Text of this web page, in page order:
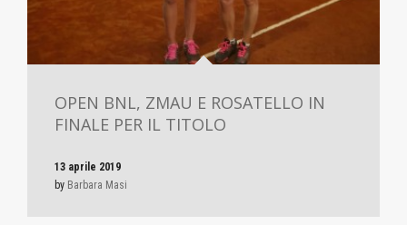
OPEN BNL, ZMAU E ROSATELLO IN
FINALE PER IL TITOLO
13 aprile 2019
by Barbara Masi